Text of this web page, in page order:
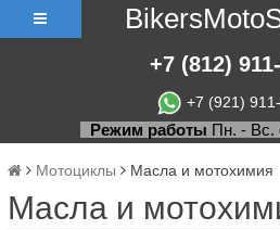
+7 (812)
+7 (921)
Режим работы Пн. - Вс.
Мотоциклы Масла и мотохимия
Масла и